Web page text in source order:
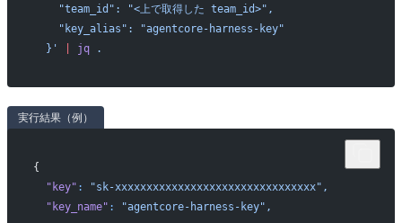
    "team_id": "<上で取得した team_id>",
    "key_alias": "agentcore-harness-key"
  }'
jq .
実行結果（例）
{
  "key"
:
"sk-xxxxxxxxxxxxxxxxxxxxxxxxxxxxxxxx",
  "key_name"
:
"agentcore-harness-key",